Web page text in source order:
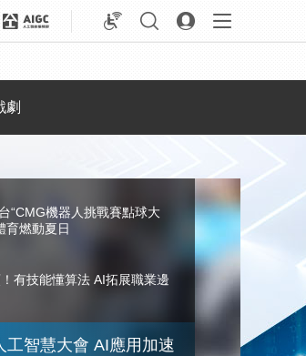
劇
“CMG機器人挑戰賽點球大
育燃動夏日
有技能懂算法 AI拓展職業邊
慧大會 AI應用加速落地 走進